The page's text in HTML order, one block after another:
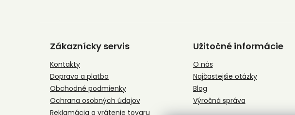
Zákaznícky servis
Kontakty
Doprava a platba
Obchodné podmienky
Ochrana osobných údajov
Reklamácia a vrátenie tovaru
Užitočné informácie
O nás
Najčastejšie otázky
Blog
Výročná správa